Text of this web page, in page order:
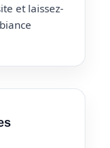
et laissez-